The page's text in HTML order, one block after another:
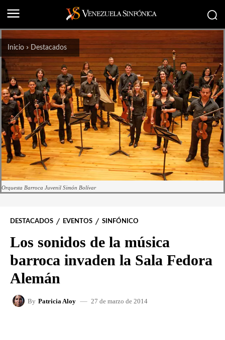
Inicio Destacados
Orquesta Barroca Juvenil Simón Bolívar
DESTACADOS EVENTOS SINFÓNICO
Los sonidos de la música
barroca invaden la Sala Fedora
Alemán
By Patricia Aloy 27 de marzo de 2014